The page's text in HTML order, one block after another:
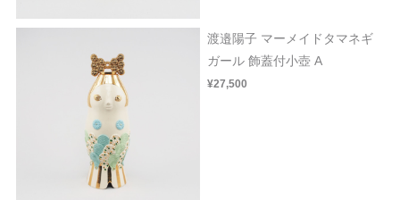
渡邉陽子 マーメイドタマネギ
ガール 飾蓋付小壺 A
¥27,500